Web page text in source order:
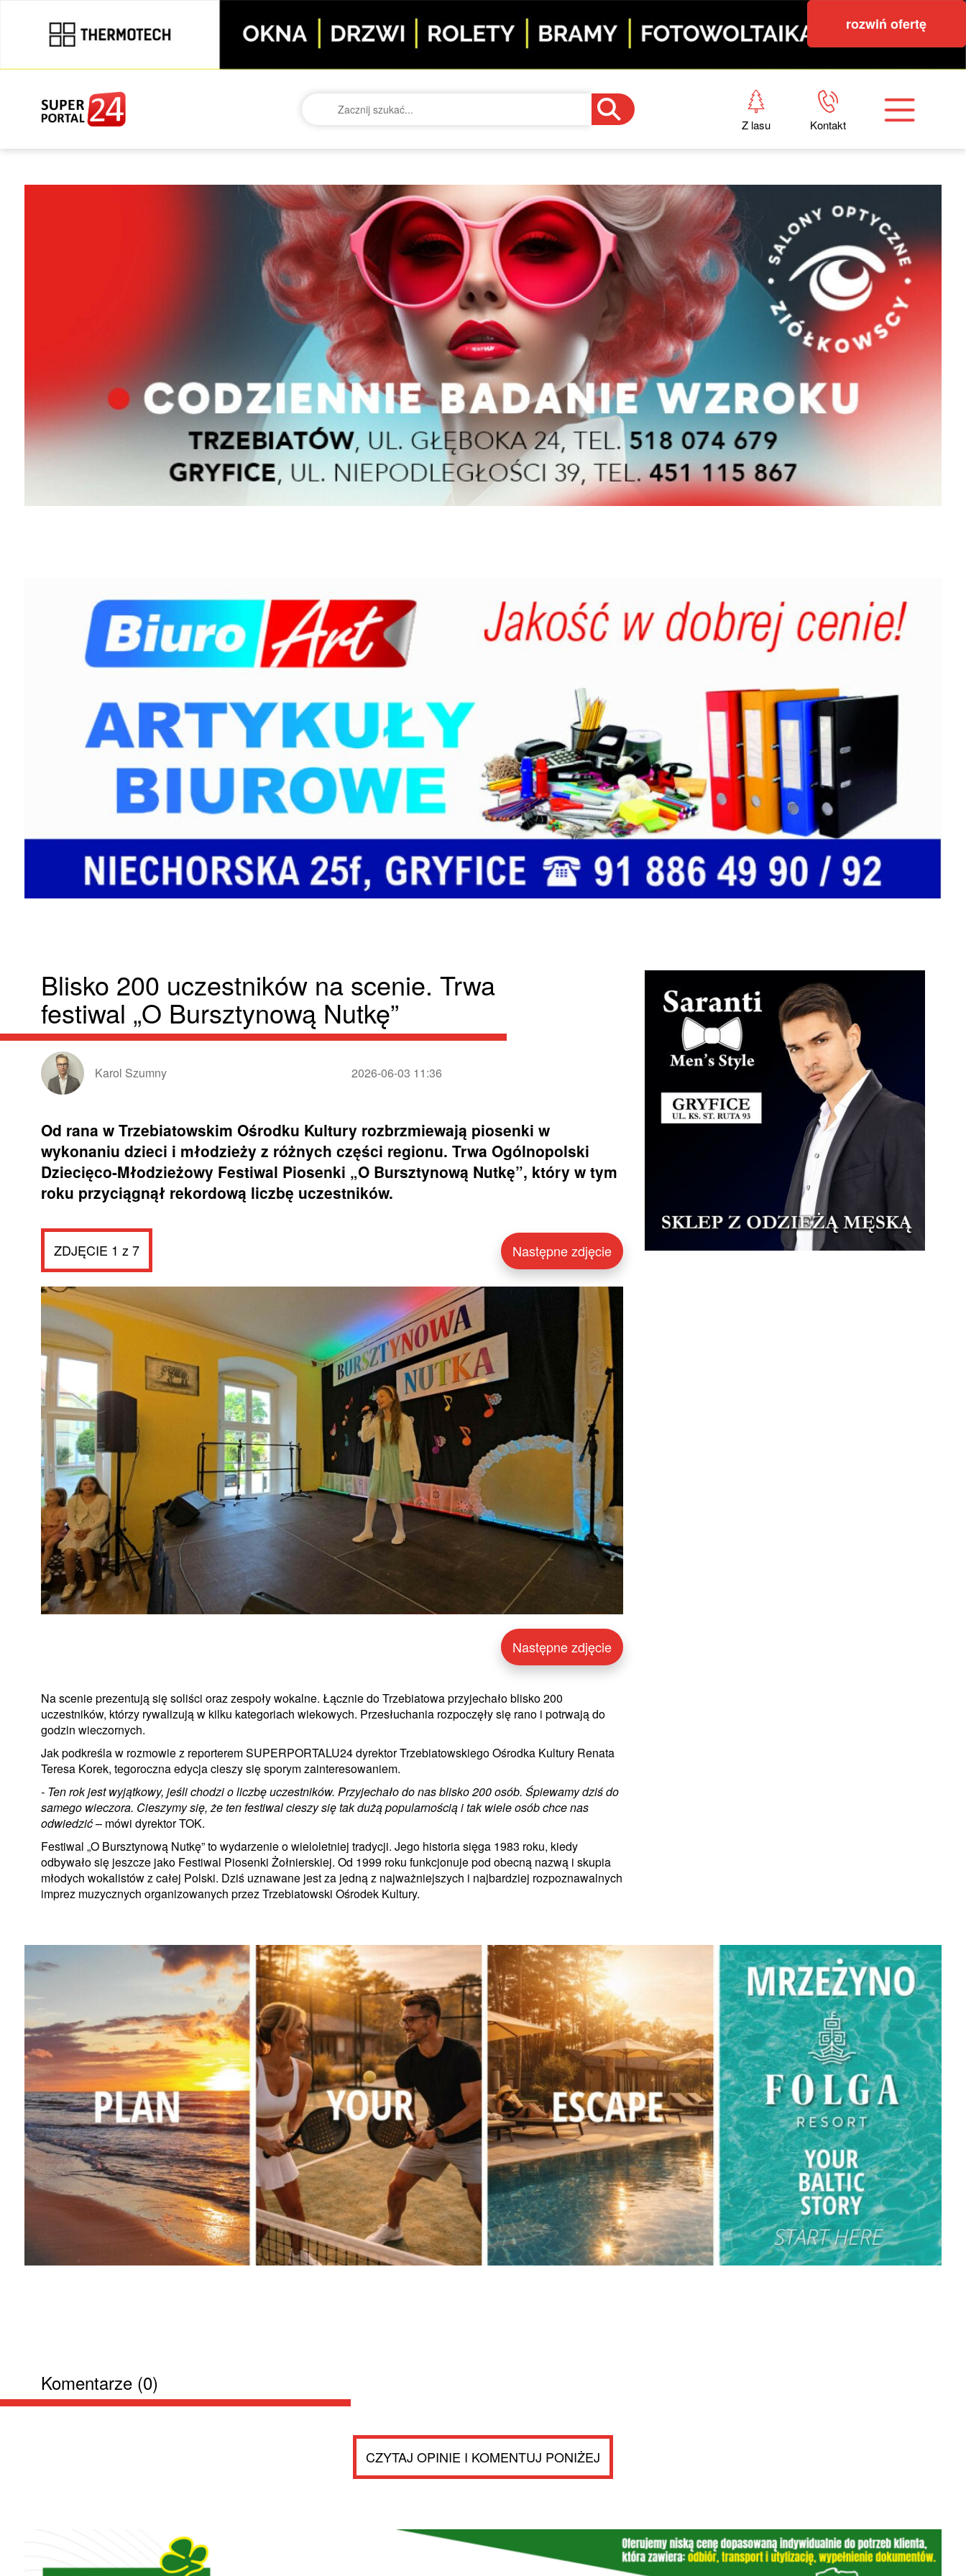
rozwiń ofertę
Z lasu Kontakt
Blisko 200 uczestników na scenie. Trwa
festiwal „O Bursztynową Nutkę”
Karol Szumny 2026-06-03 11:36
Od rana w Trzebiatowskim Ośrodku Kultury rozbrzmiewają piosenki w
wykonaniu dzieci i młodzieży z różnych części regionu. Trwa Ogólnopolski
Dziecięco-Młodzieżowy Festiwal Piosenki „O Bursztynową Nutkę”, który w tym
roku przyciągnął rekordową liczbę uczestników.
ZDJĘCIE 1 z 7 Następne zdjęcie
Następne zdjęcie
Na scenie prezentują się soliści oraz zespoły wokalne. Łącznie do Trzebiatowa przyjechało blisko 200
uczestników, którzy rywalizują w kilku kategoriach wiekowych. Przesłuchania rozpoczęły się rano i potrwają do
godzin wieczornych.
Jak podkreśla w rozmowie z reporterem SUPERPORTALU24 dyrektor Trzebiatowskiego Ośrodka Kultury Renata
Teresa Korek, tegoroczna edycja cieszy się sporym zainteresowaniem.
- Ten rok jest wyjątkowy, jeśli chodzi o liczbę uczestników. Przyjechało do nas blisko 200 osób. Śpiewamy dziś do
samego wieczora. Cieszymy się, że ten festiwal cieszy się tak dużą popularnością i tak wiele osób chce nas
odwiedzić– mówi dyrektor TOK.
Festiwal „O Bursztynową Nutkę” to wydarzenie o wieloletniej tradycji. Jego historia sięga 1983 roku, kiedy
odbywało się jeszcze jako Festiwal Piosenki Żołnierskiej. Od 1999 roku funkcjonuje pod obecną nazwą i skupia
młodych wokalistów z całej Polski. Dziś uznawane jest za jedną z najważniejszych i najbardziej rozpoznawalnych
imprez muzycznych organizowanych przez Trzebiatowski Ośrodek Kultury.
Komentarze (0)
CZYTAJ OPINIE I KOMENTUJ PONIŻEJ